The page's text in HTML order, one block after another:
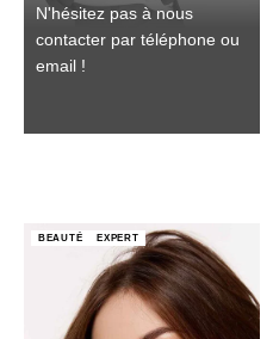
N'hésitez pas à nous
contacter par téléphone ou
email !
BEAUTÉ EXPERT